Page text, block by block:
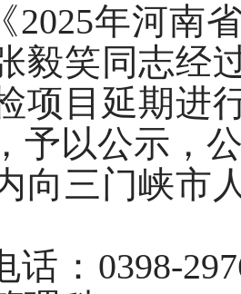
2025年河南
毅笑同志经
项目延期进
予以公示，
向三门峡市
话：0398-